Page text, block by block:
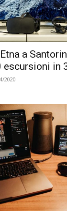
a
escursioni in
2020